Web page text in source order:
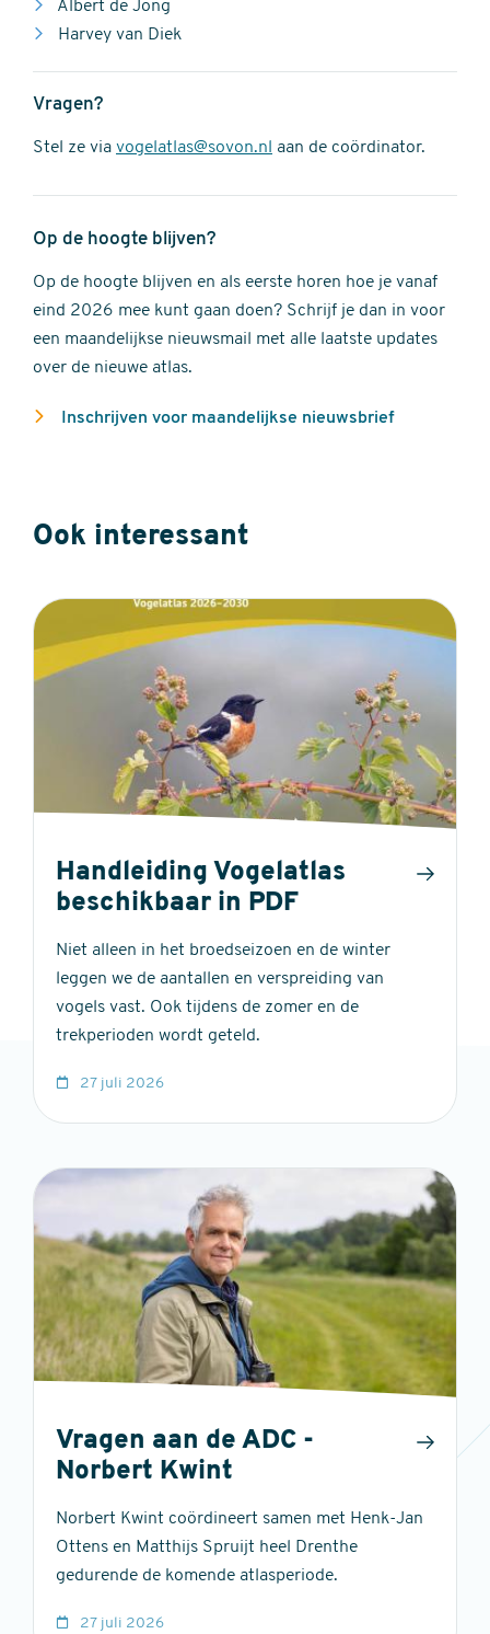
Albert de Jong
Harvey van Diek
Vragen?
Stel ze via vogelatlas@sovon.nl aan de coördinator.
Op de hoogte blijven?
Op de hoogte blijven en als eerste horen hoe je vanaf
eind 2026 mee kunt gaan doen? Schrijf je dan in voor
een maandelijkse nieuwsmail met alle laatste updates
over de nieuwe atlas.
Inschrijven voor maandelijkse nieuwsbrief
Ook interessant
Handleiding Vogelatlas
beschikbaar in PDF
Niet alleen in het broedseizoen en de winter
leggen we de aantallen en verspreiding van
vogels vast. Ook tijdens de zomer en de
trekperioden wordt geteld.
27 juli 2026
Vragen aan de ADC -
Norbert Kwint
Norbert Kwint coördineert samen met Henk-Jan
Ottens en Matthijs Spruijt heel Drenthe
gedurende de komende atlasperiode.
27 juli 2026